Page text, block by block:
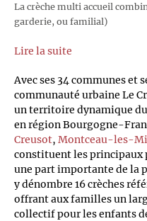
La crèche multi accueil
garderie, ou familial)
Lire la suite
Avec ses 34 communes et
communauté urbaine Le
un territoire dynamique
en région Bourgogne-
Creusot, Montceau-les-
constituent les principaux
une part importante de la
y dénombre 16 crèches
offrant aux familles un
collectif pour les enfants